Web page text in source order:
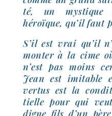
té, un mys­tique
héroïque, qu’il faut
S’il est vrai qu’il
mon­ter à la cime
n’est pas moins
Jean est imi­table
ver­tus est la
tielle pour qui
digne fils d’un